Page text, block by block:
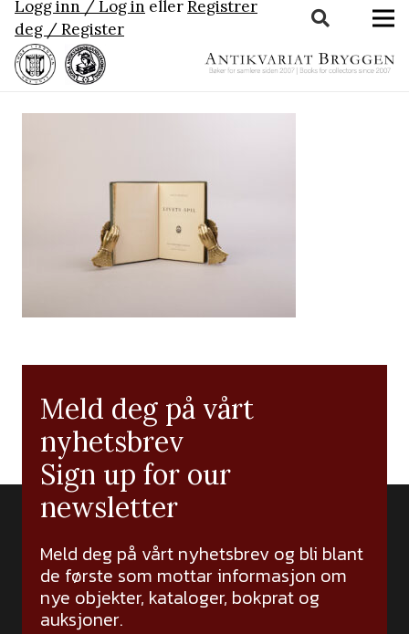
Logg inn / Log in ellerRegistrer
deg / Register
Meld deg på vårt
nyhetsbrev
Sign up for our
newsletter
Meld deg på vårt nyhetsbrev og bli blant
de første som mottar informasjon om
nye objekter, kataloger, bokprat og
auksjoner.